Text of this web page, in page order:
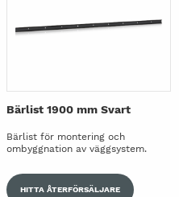
300 mm Svart
900 mm Svart
Bärlist 1900 mm Svart
Bärlist för montering och
ombyggnation av väggsystem.
HITTA ÅTERFÖRSÄLJARE